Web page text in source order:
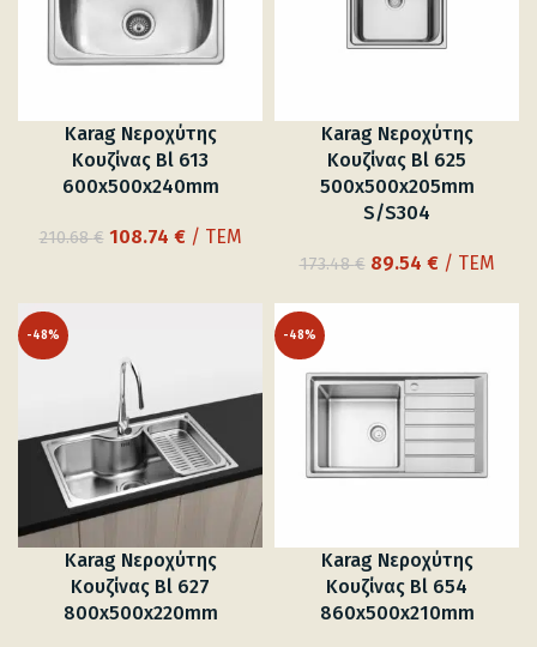
Karag Νεροχύτης
Κουζίνας Bl 613
600x500x240mm
210.68€ Original
108.74 €Η
/ ΤΕΜ
Karag Νεροχύτης
Κουζίνας Bl 625
500x500x205mm
S/S304
173.48€ Original
89.54 €Η
89.54 €.
/ ΤΕΜ
-48%
Karag Νεροχύτης
Κουζίνας Bl 627
800x500x220mm
-48%
Karag Νεροχύτης
Κουζίνας Bl 654
860x500x210mm